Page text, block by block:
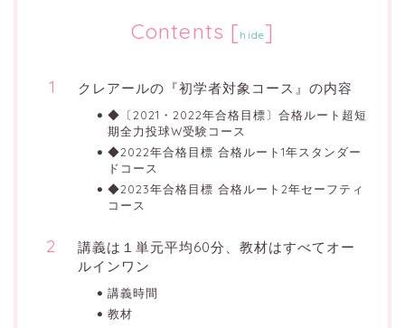
Contents [ hide]
クレアールの『初学者対象コース』の内容
◆〔2021・2022年合格目標〕合格ルート超短
期全力投球W受験コース
◆2022年合格目標 合格ルート1年スタンダー
ドコース
◆2023年合格目標 合格ルート2年セーフティ
コース
講義は１単元平均60分、教材はすべてオー
ルインワン
講義時間
教材